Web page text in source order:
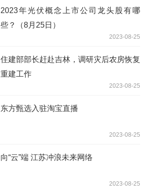
2023年光伏概念上市公司龙头股有哪
些？（8月25日）
2023-08-25
住建部部长赶赴吉林，调研灾后农房恢复
重建工作
2023-08-25
东方甄选入驻淘宝直播
2023-08-25
向“云”端 江苏冲浪未来网络
2023-08-25